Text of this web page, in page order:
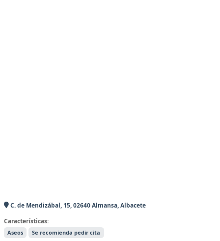
C. de Mendizábal, 15, 02640 Almansa, Albacete
Características:
Aseos Se recomienda pedir cita